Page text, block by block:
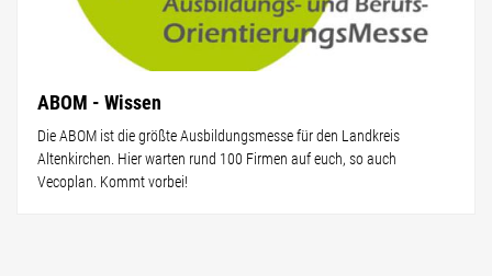
ABOM - Wissen
Die ABOM ist die größte Ausbildungsmesse für den Landkreis
Altenkirchen. Hier warten rund 100 Firmen auf euch, so auch
Vecoplan. Kommt vorbei!